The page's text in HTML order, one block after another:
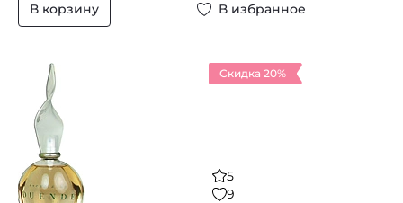
В корзину В избранное
Скидка 20%
5
9